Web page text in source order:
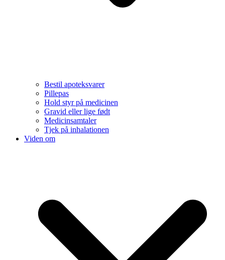
Bestil apoteksvarer
Pillepas
Hold styr på medicinen
Gravid eller lige født
Medicinsamtaler
Tjek på inhalationen
Viden om